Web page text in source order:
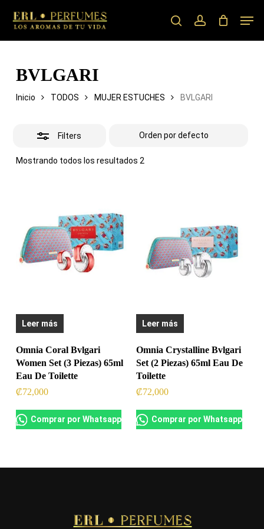
main
searchaccount
BVLGARI
Inicio TODOS MUJER ESTUCHES BVLGARI
Filters
Mostrando todos los resultados 2
Close
Filters
Leer más
Omnia Coral Bvlgari
Women Set (3 Piezas) 65ml
Eau De Toilette
₡72,000
Comprar por Whatsapp
Leer más
Omnia Crystalline Bvlgari
Set (2 Piezas) 65ml Eau De
Toilette
₡72,000
Comprar por Whatsapp